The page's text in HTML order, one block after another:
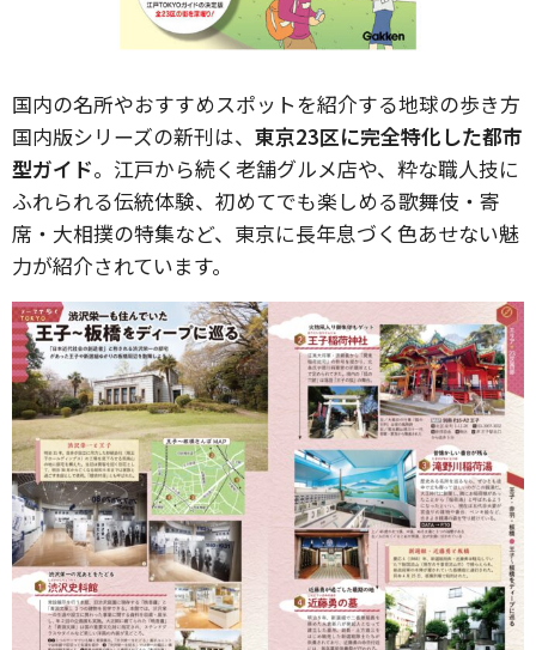
国内の名所やおすすめスポットを紹介する地球の歩き方
国内版シリーズの新刊は、 東京23区に完全特化した都市
型ガイド。江戸から続く老舗グルメ店や、粋な職人技に
ふれられる伝統体験、初めてでも楽しめる歌舞伎・寄
席・大相撲の特集など、東京に長年息づく色あせない魅
力が紹介されています。